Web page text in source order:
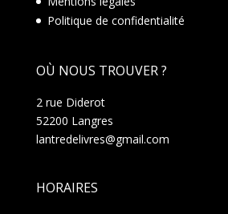
Politique de confidentialité
OÙ NOUS TROUVER ?
2 rue Diderot
52200 Langres
lantredelivres@gmail.com
HORAIRES